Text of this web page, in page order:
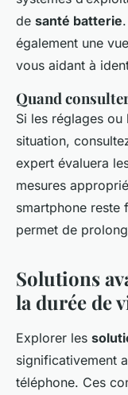
de santé batterie
également une
vous aidant à
Quand
Si les réglages ou
situation,
expert évaluera
mesures
smartphone reste
permet de
Solutions
la durée de
Explorer les
significativement
téléphone. Ces